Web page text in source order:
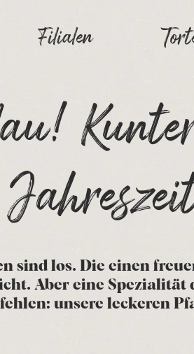
Filialen
sind los. Die einen
Aber eine Spezialität
unsere leckeren